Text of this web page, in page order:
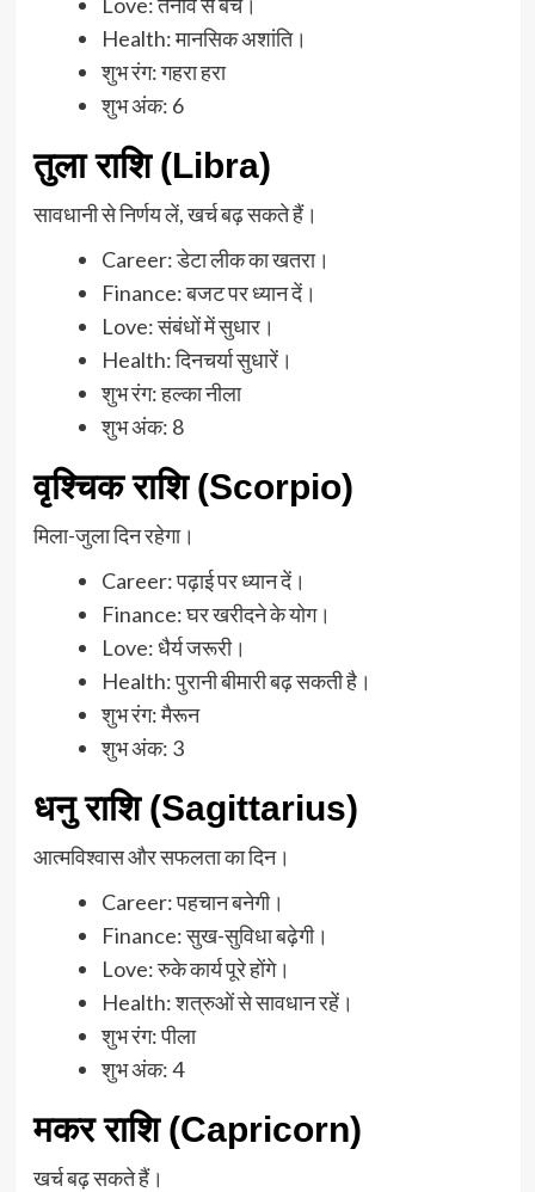
Health: मानसिक अशांति।
शुभ रंग: गहरा हरा
शुभ अंक: 6
तुला राशि (Libra)
सावधानी से निर्णय लें, खर्च बढ़ सकते हैं।
Career: डेटा लीक का खतरा।
Finance: बजट पर ध्यान दें।
Love: संबंधों में सुधार।
Health: दिनचर्या सुधारें।
शुभ रंग: हल्का नीला
शुभ अंक: 8
वृश्चिक राशि (Scorpio)
मिला-जुला दिन रहेगा।
Career: पढ़ाई पर ध्यान दें।
Finance: घर खरीदने के योग।
Love: धैर्य जरूरी।
Health: पुरानी बीमारी बढ़ सकती है।
शुभ रंग: मैरून
शुभ अंक: 3
धनु राशि (Sagittarius)
आत्मविश्वास और सफलता का दिन।
Career: पहचान बनेगी।
Finance: सुख-सुविधा बढ़ेगी।
Love: रुके कार्य पूरे होंगे।
Health: शत्रुओं से सावधान रहें।
शुभ रंग: पीला
शुभ अंक: 4
मकर राशि (Capricorn)
खर्च बढ़ सकते हैं।